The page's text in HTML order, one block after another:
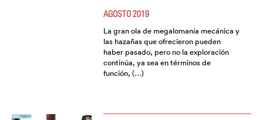
AGOSTO 2019
La gran ola de megalomanía mecánica y
las hazañas que ofrecieron pueden
haber pasado, pero no la exploración
continúa, ya sea en términos de
función, (…)